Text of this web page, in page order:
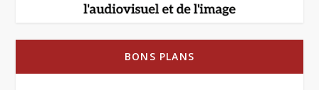
BONS PLANS